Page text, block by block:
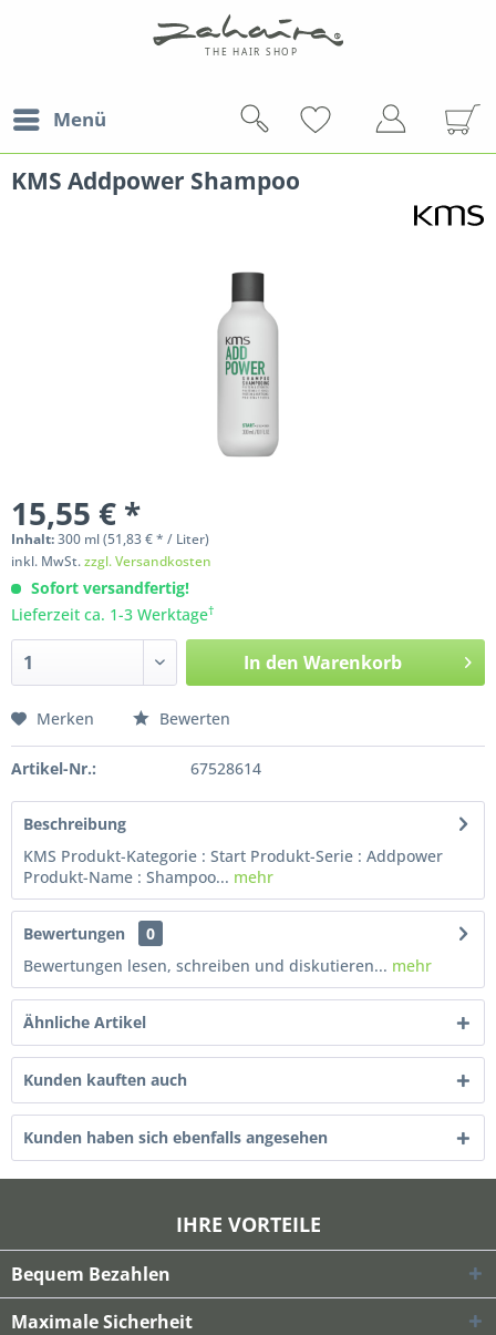
Menü
KMS Addpower Shampoo
15,55 € *
Inhalt:300 ml(51,83 € * / Liter)
inkl. MwSt.zzgl. Versandkosten
Sofort versandfertig!
Lieferzeit ca. 1-3 Werktage†
In den Warenkorb
Merken Bewerten
Artikel-Nr.: 67528614
Beschreibung
KMS Produkt-Kategorie : Start Produkt-Serie : Addpower
Produkt-Name : Shampoo... mehr
Bewertungen
0
Bewertungen lesen, schreiben und diskutieren... mehr
Ähnliche Artikel
Kunden kauften auch
Kunden haben sich ebenfalls angesehen
IHRE VORTEILE
Bequem Bezahlen
Maximale Sicherheit